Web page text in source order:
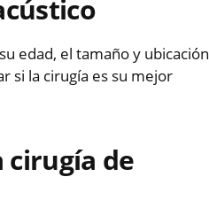
edad, el tamaño y ubicación
si la cirugía es su mejor
cirugía de